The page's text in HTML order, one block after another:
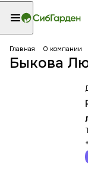
Главная О компании
Быкова